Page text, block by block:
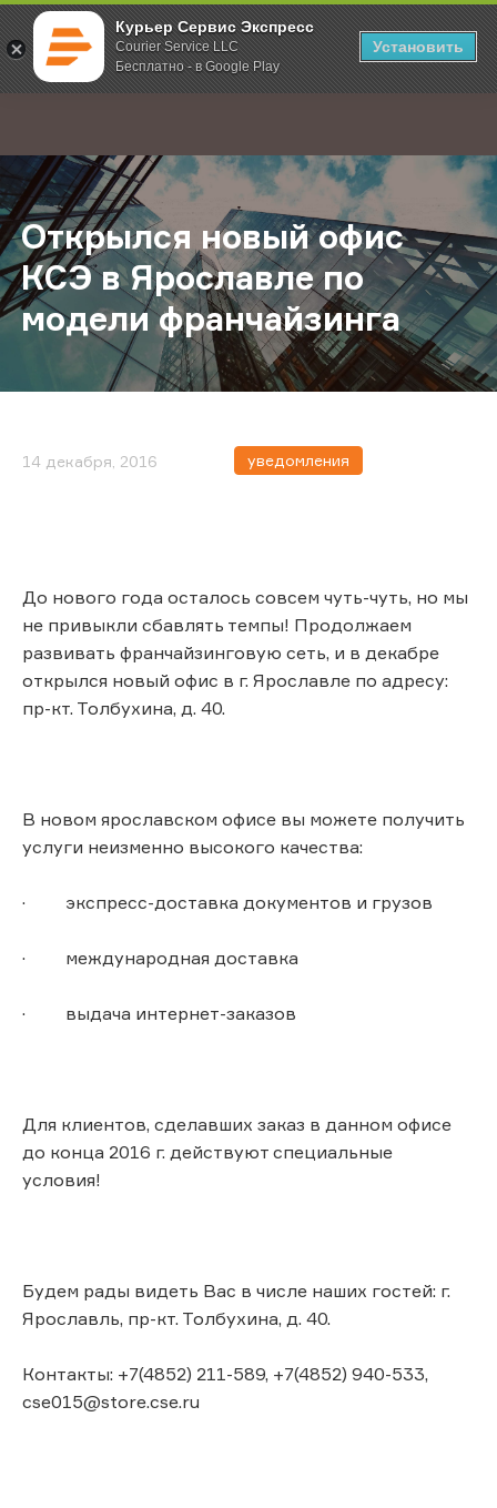
Курьер Сервис Экспресс
Courier Service LLC
Бесплатно - в Google Play
Установить
; Главная О компании Новости Открылся новый офис КСЭ в
Открылся новый офис
КСЭ в Ярославле по
модели франчайзинга
14 декабря, 2016 уведомления
До нового года осталось совсем чуть-чуть, но мы
не привыкли сбавлять темпы! Продолжаем
развивать франчайзинговую сеть, и в декабре
открылся новый офис в г. Ярославле по адресу:
пр-кт. Толбухина, д. 40.
В новом ярославском офисе вы можете получить
услуги неизменно высокого качества:
· экспресс-доставка документов и грузов
· международная доставка
· выдача интернет-заказов
Для клиентов, сделавших заказ в данном офисе
до конца 2016 г. действуют специальные
условия!
Будем рады видеть Вас в числе наших гостей: г.
Ярославль, пр-кт. Толбухина, д. 40.
Контакты: +7(4852) 211-589, +7(4852) 940-533,
cse015@store.cse.ru